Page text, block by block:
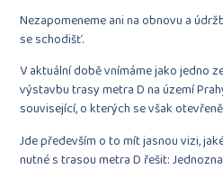
Nezapomeneme ani na obnovu a
se schodišť.
V aktuální době vnímáme jako jedno
výstavbu trasy metra D na území
související, o kterých se však
Jde především o to mít jasnou vizi,
nutné s trasou metra D řešit: